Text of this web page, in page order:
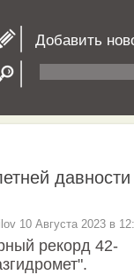
Добавить
давности
10 Августа 2023 в
рекорд 42-